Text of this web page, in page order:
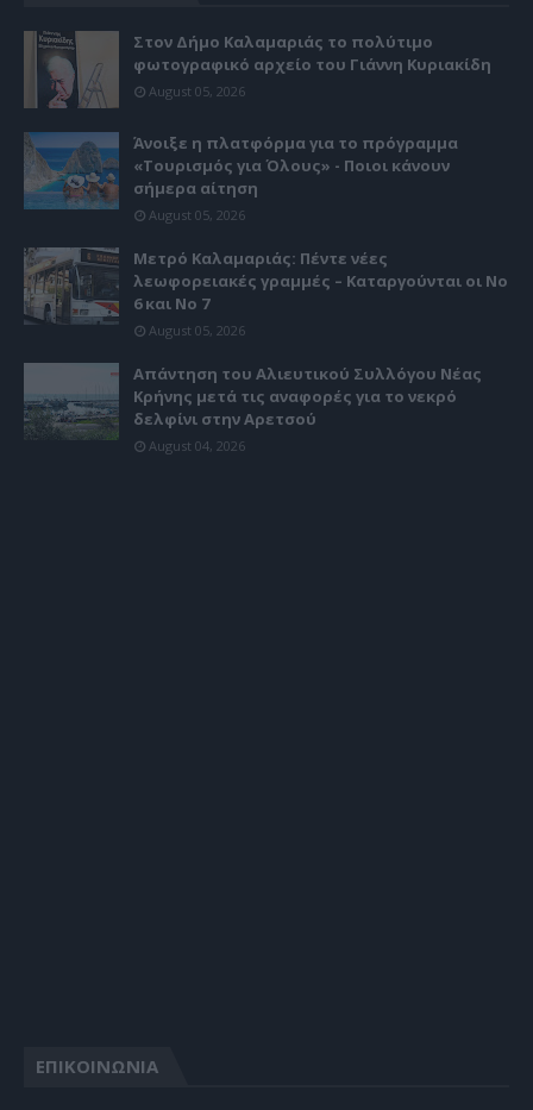
Στον Δήμο Καλαμαριάς το πολύτιμο
φωτογραφικό αρχείο του Γιάννη Κυριακίδη
August 05, 2026
Άνοιξε η πλατφόρμα για το πρόγραμμα
«Τουρισμός για Όλους» - Ποιοι κάνουν
σήμερα αίτηση
August 05, 2026
Μετρό Καλαμαριάς: Πέντε νέες
λεωφορειακές γραμμές – Καταργούνται οι Νο
6 και Νο 7
August 05, 2026
Απάντηση του Αλιευτικού Συλλόγου Νέας
Κρήνης μετά τις αναφορές για το νεκρό
δελφίνι στην Αρετσού
August 04, 2026
ΕΠΙΚΟΙΝΩΝΙΑ